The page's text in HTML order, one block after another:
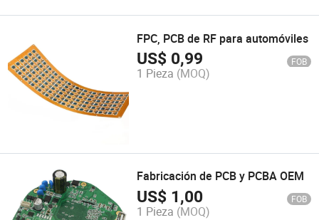
FPC, PCB de RF para automóviles
US$ 0,99 FOB
1 Pieza (MOQ)
Fabricación de PCB y PCBA OEM
US$ 1,00 FOB
1 Pieza (MOQ)